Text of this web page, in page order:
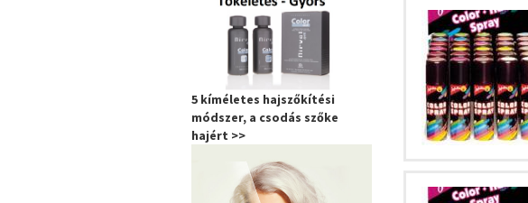
5 kíméletes hajszőkítési
módszer, a csodás szőke
hajért >>